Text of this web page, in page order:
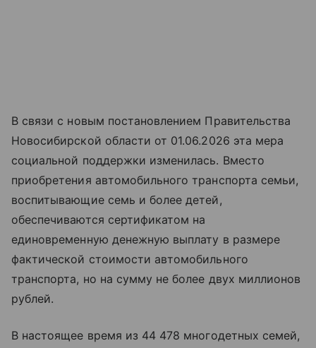
В связи с новым постановлением Правительства
Новосибирской области от 01.06.2026 эта мера
социальной поддержки изменилась. Вместо
приобретения автомобильного транспорта семьи,
воспитывающие семь и более детей,
обеспечиваются сертификатом на
единовременную денежную выплату в размере
фактической стоимости автомобильного
транспорта, но на сумму не более двух миллионов
рублей.
В настоящее время из 44 478 многодетных семей,